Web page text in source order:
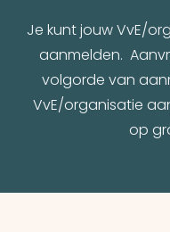
Je kunt jouw VvE/
aanmelden.
volgorde van
VvE/organisatie
op